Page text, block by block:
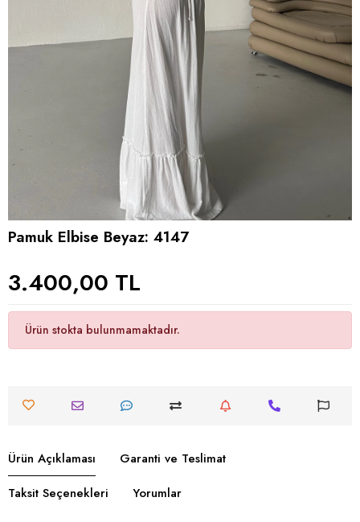
Pamuk Elbise Beyaz: 4147
3.400,00 TL
Ürün stokta bulunmamaktadır.
Ürün Açıklaması
Garanti ve Teslimat
Taksit Seçenekleri
Yorumlar